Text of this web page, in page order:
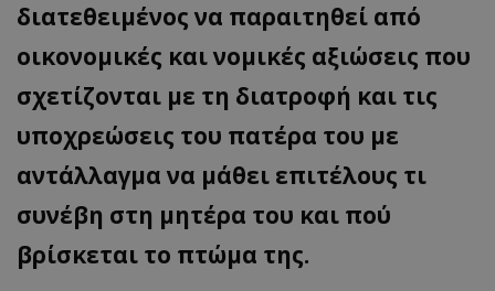
διατεθειμένος να παραιτηθεί από
οικονομικές και νομικές αξιώσεις που
σχετίζονται με τη διατροφή και τις
υποχρεώσεις του πατέρα του με
αντάλλαγμα να μάθει επιτέλους τι
συνέβη στη μητέρα του και πού
βρίσκεται το πτώμα της.